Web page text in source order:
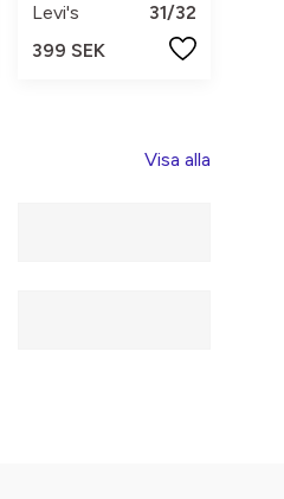
Levi's
31/32
399 SEK
Visa alla